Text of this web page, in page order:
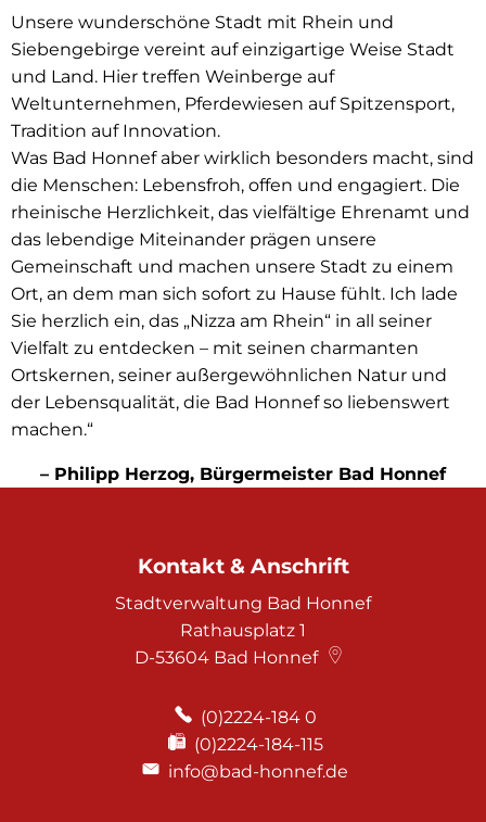
Unsere wunderschöne Stadt mit Rhein und
Siebengebirge vereint auf einzigartige Weise Stadt
und Land. Hier treffen Weinberge auf
Weltunternehmen, Pferdewiesen auf Spitzensport,
Tradition auf Innovation.
Was Bad Honnef aber wirklich besonders macht, sind
die Menschen: Lebensfroh, offen und engagiert. Die
rheinische Herzlichkeit, das vielfältige Ehrenamt und
das lebendige Miteinander prägen unsere
Gemeinschaft und machen unsere Stadt zu einem
Ort, an dem man sich sofort zu Hause fühlt. Ich lade
Sie herzlich ein, das „Nizza am Rhein“ in all seiner
Vielfalt zu entdecken – mit seinen charmanten
Ortskernen, seiner außergewöhnlichen Natur und
der Lebensqualität, die Bad Honnef so liebenswert
machen.“
– Philipp Herzog, Bürgermeister Bad Honnef
Kontakt & Anschrift
Stadtverwaltung Bad Honnef
Rathausplatz 1
D-53604 Bad Honnef
(0)2224-184 0
(0)2224-184-115
info@bad-honnef.de